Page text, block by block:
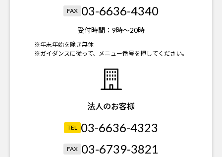
FAX 03-6636-4340
受付時間： 9時～20時
※年末年始を除き無休
※ガイダンスに従って、メニュー番号を押してください。
法人のお客様
TEL 03-6636-4323
FAX 03-6739-3821